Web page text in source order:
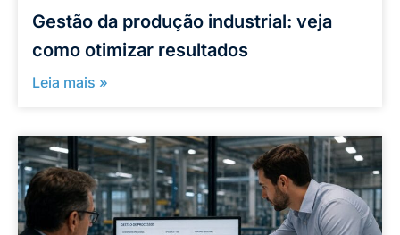
Gestão da produção industrial: veja
como otimizar resultados
Leia mais »